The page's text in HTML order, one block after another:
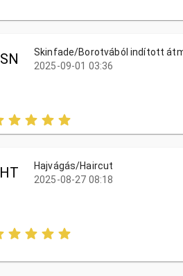
SN
Skinfade/Borotvából indított
2025-09-01 03:36
HT
Hajvágás/Haircut
2025-08-27 08:18